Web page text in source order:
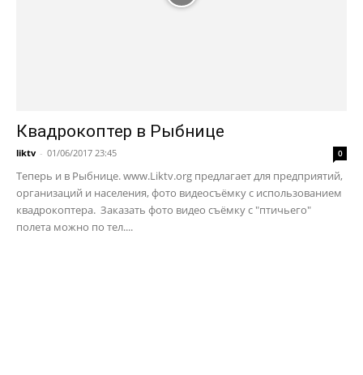
Квадрокоптер в Рыбнице
liktv - 01/06/2017 23:45 0
Теперь и в Рыбнице. www.Liktv.org предлагает для предприятий,
организаций и населения, фото видеосъёмку с использованием
квадрокоптера. Заказать фото видео съёмку с "птичьего"
полета можно по тел....